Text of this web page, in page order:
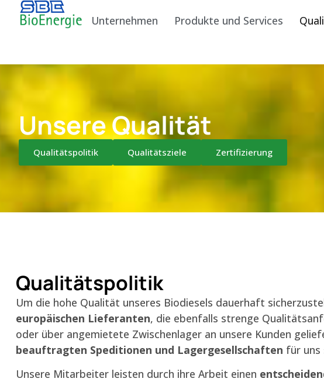
Unternehmen Produkte und Services
Unsere Qualität
Qualitätspolitik Qualitätsziele Zertifizierung
Qualitätspolitik
Um die hohe Qualität unseres Biodiesels dauerhaft
europäischen Lieferanten, die ebenfalls strenge
oder über angemietete Zwischenlager an unsere Kunden
beauftragten Speditionen und Lagergesellschaften für uns
Unsere Mitarbeiter leisten durch ihre Arbeit einen